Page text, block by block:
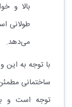
بالا و
طولانی
می‌دهد.
با توجه به این
ساختمانی
توجه است و